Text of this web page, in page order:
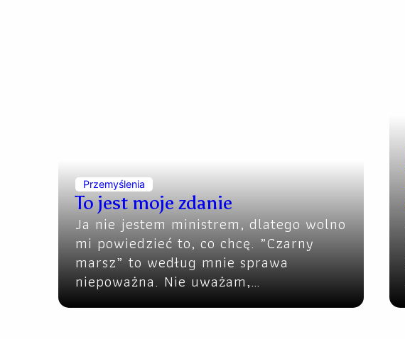
Przemyślenia
To jest moje zdanie
Ja nie jestem ministrem, dlatego wolno
mi powiedzieć to, co chcę. „Czarny
marsz” to według mnie sprawa
niepoważna. Nie uważam,…